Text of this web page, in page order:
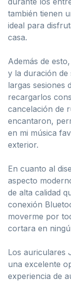
también tienen
ideal para
casa.
Además de
y la duración de
largas sesiones
recargarlos
cancelación de
encantaron,
en mi música
exterior.
En cuanto al
aspecto
de alta calidad
conexión
moverme por
cortara en
Los auriculares
una excelente
experiencia de